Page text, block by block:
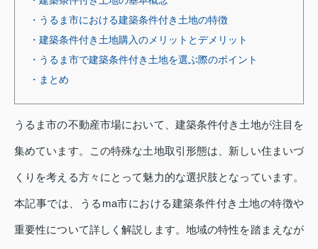
・うるま市における建築条件付き土地の特徴
・建築条件付き土地購入のメリットとデメリット
・うるま市で建築条件付き土地を選ぶ際のポイント
・まとめ
うるま市の不動産市場において、建築条件付き土地が注目を
集めています。この特殊な土地取引形態は、新しい住まいづ
くりを考える方々にとって魅力的な選択肢となっています。
本記事では、うるma市における建築条件付き土地の特徴や
重要性について詳しく解説します。地域の特性を踏まえなが